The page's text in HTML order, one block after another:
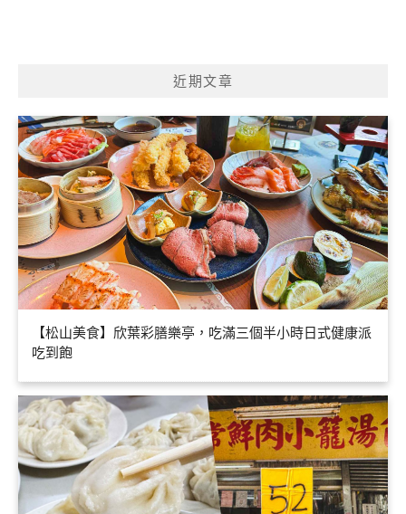
近期文章
【松山美食】欣葉彩膳樂亭，吃滿三個半小時日式健康派
吃到飽